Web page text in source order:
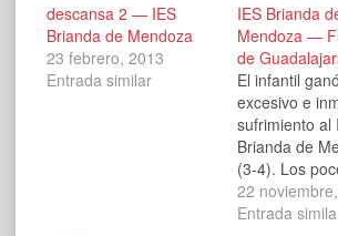
descansa 2 — IES
Brianda de Mendoza
23 febrero, 2013
Entrada similar
IES Brianda
Mendoza —
de
El infantil
excesivo e
sufrimiento al
Brianda de
(3-4). Los
dominaron el
principio a fin,
22
Entrada